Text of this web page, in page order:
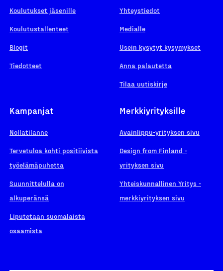
Koulutukset jäsenille
Koulutustallenteet
Blogit
Tiedotteet
Yhteystiedot
Medialle
Usein kysytyt kysymykset
Anna palautetta
Tilaa uutiskirje
Kampanjat
Nollatilanne
Tervetuloa kohti positiivista
työelämäpuhetta
Suunnittelulla on
alkuperänsä
Liputetaan suomalaista
osaamista
Merkkiyrityksille
Avainlippu-yrityksen sivu
Design from Finland -
yrityksen sivu
Yhteiskunnallinen Yritys -
merkkiyrityksen sivu